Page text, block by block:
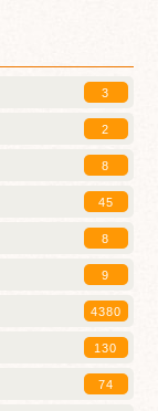
3
2
8
45
8
9
4380
130
74